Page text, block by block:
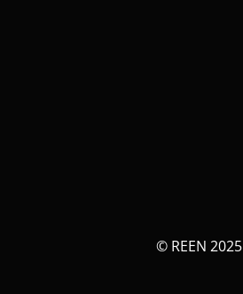
© REEN 2025